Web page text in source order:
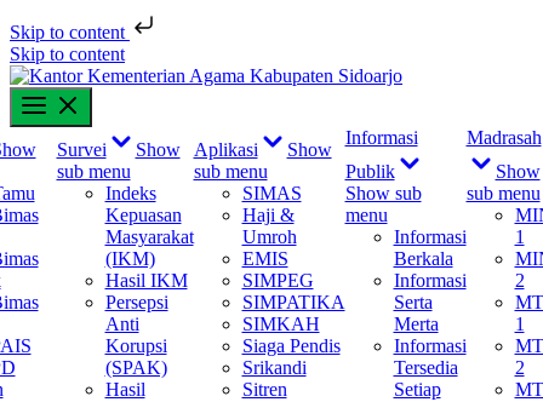
Skip to content
Skip to content
Survei
Show
sub menu
Indeks
Kepuasan
Masyarakat
(IKM)
Hasil IKM
Persepsi
Anti
Korupsi
(SPAK)
Hasil
Aplikasi
Show
sub menu
SIMAS
Haji &
Umroh
EMIS
SIMPEG
SIMPATIKA
SIMKAH
Siaga Pendis
Srikandi
Sitren
Informasi
Publik
Show sub
menu
Informasi
Berkala
Informasi
Serta
Merta
Informasi
Tersedia
Setiap
Madrasah
Show
sub menu
1
2
1
2